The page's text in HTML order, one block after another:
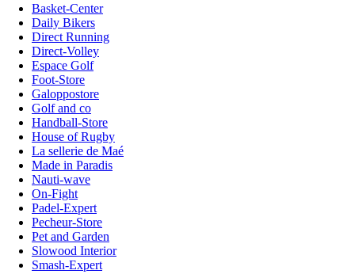
Basket-Center
Daily Bikers
Direct Running
Direct-Volley
Espace Golf
Foot-Store
Galoppostore
Golf and co
Handball-Store
House of Rugby
La sellerie de Maé
Made in Paradis
Nauti-wave
On-Fight
Padel-Expert
Pecheur-Store
Pet and Garden
Slowood Interior
Smash-Expert